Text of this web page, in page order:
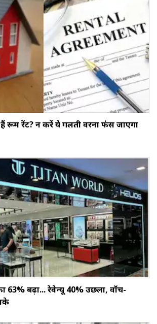
रूम रेंट? न करें ये गलती वरना फंस जाएगा
63% बढ़ा... रेवेन्यू 40% उछला, वॉच-